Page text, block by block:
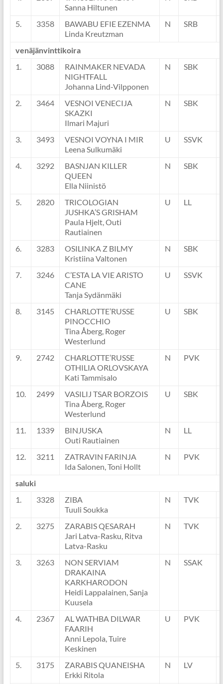
Sanna Hiltunen
5. 3358
BAWABU EFIE EZENMA
Linda Kreutzman
N SRB
venäjänvinttikoira
1.
3088
RAINMAKER NEVADA
NIGHTFALL
Johanna Lind-Vilpponen
N SBK
2. 3464
VESNOI VENECIJA
SKAZKI
Ilmari Majuri
N SBK
3. 3493
VESNOI VOYNA I MIR
Leena Sulkumäki
U SSVK
4. 3292
BASNJAN KILLER
QUEEN
Ella Niinistö
N SBK
5. 2820
TRICOLOGIAN
JUSHKA’S GRISHAM
Paula Hjelt, Outi
Rautiainen
U LL
6. 3283
OSILINKA Z BILMY
Kristiina Valtonen
N SBK
7. 3246
C’ESTA LA VIE ARISTO
CANE
Tanja Sydänmäki
U SSVK
8. 3145
CHARLOTTE’RUSSE
PINOCCHIO
Tina Åberg, Roger
Westerlund
U SBK
9. 2742
CHARLOTTE’RUSSE
OTHILIA ORLOVSKAYA
Kati Tammisalo
N PVK
10. 2499
VASILIJ TSAR BORZOIS
Tina Åberg, Roger
Westerlund
U SBK
11. 1339
BINJUSKA
Outi Rautiainen
N LL
12. 3211
ZATRAVIN FARINJA
Ida Salonen, Toni Hollt
N PVK
saluki
1.
3328
ZIBA
Tuuli Soukka
N TVK
2. 3275
ZARABIS QESARAH
Jari Latva-Rasku, Ritva
Latva-Rasku
N TVK
3. 3263
NON SERVIAM
DRAKAINA
KARKHARODON
Heidi Lappalainen, Sanja
Kuusela
N SSAK
4. 2367
AL WATHBA DILWAR
FAARIH
Anni Lepola, Tuire
Keskinen
U PVK
5. 3175
ZARABIS QUANEISHA
Erkki Ritola
N LV